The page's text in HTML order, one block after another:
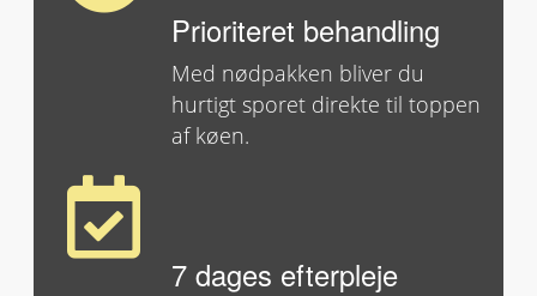
Prioriteret behandling
Med nødpakken bliver du
hurtigt sporet direkte til toppen
af køen.
7 dages efterpleje